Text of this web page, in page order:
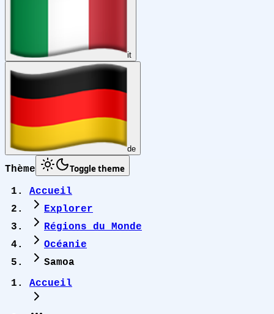
it
de
Thème Toggle theme
Accueil
Explorer
Régions du Monde
Océanie
Samoa
Accueil